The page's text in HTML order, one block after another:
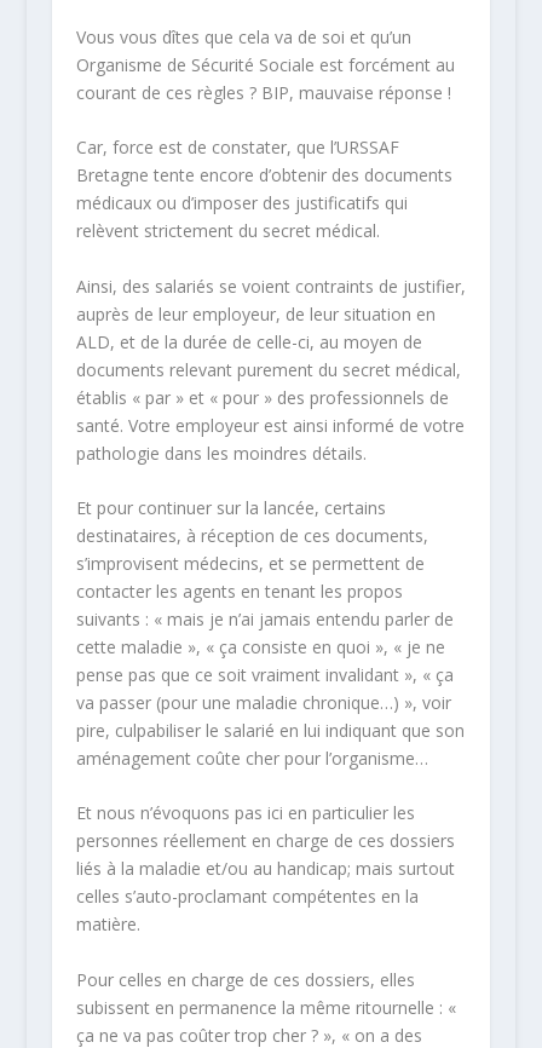
Vous vous dîtes que cela va de soi et qu’un
Organisme de Sécurité Sociale est forcément au
courant de ces règles ? BIP, mauvaise réponse !
Car, force est de constater, que l’URSSAF
Bretagne tente encore d’obtenir des documents
médicaux ou d’imposer des justificatifs qui
relèvent strictement du secret médical.
Ainsi, des salariés se voient contraints de justifier,
auprès de leur employeur, de leur situation en
ALD, et de la durée de celle-ci, au moyen de
documents relevant purement du secret médical,
établis « par » et « pour » des professionnels de
santé. Votre employeur est ainsi informé de votre
pathologie dans les moindres détails.
Et pour continuer sur la lancée, certains
destinataires, à réception de ces documents,
s’improvisent médecins, et se permettent de
contacter les agents en tenant les propos
suivants : « mais je n’ai jamais entendu parler de
cette maladie », « ça consiste en quoi », « je ne
pense pas que ce soit vraiment invalidant », « ça
va passer (pour une maladie chronique…) », voir
pire, culpabiliser le salarié en lui indiquant que son
aménagement coûte cher pour l’organisme…
Et nous n’évoquons pas ici en particulier les
personnes réellement en charge de ces dossiers
liés à la maladie et/ou au handicap; mais surtout
celles s’auto-proclamant compétentes en la
matière.
Pour celles en charge de ces dossiers, elles
subissent en permanence la même ritournelle : «
ça ne va pas coûter trop cher ? », « on a des